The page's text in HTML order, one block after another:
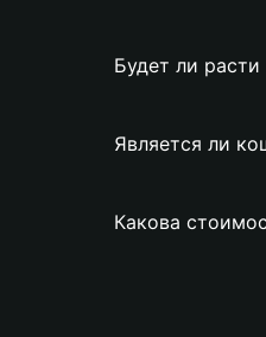
Будет ли
Является ли
Какова